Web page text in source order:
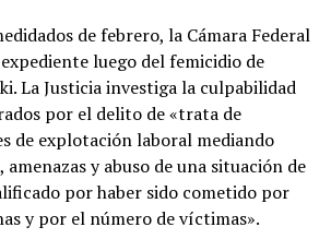
de febrero, la Cámara Federal
luego del femicidio de
La Justicia investiga la culpabilidad
por el delito de «trata de
de explotación laboral mediando
y abuso de una situación de
por haber sido cometido por
y por el número de víctimas».